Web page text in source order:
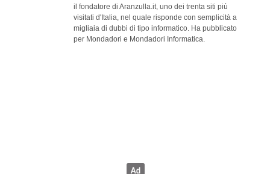
il fondatore di Aranzulla.it, uno dei trenta siti più
visitati d'Italia, nel quale risponde con semplicità a
migliaia di dubbi di tipo informatico. Ha pubblicato
per Mondadori e Mondadori Informatica.